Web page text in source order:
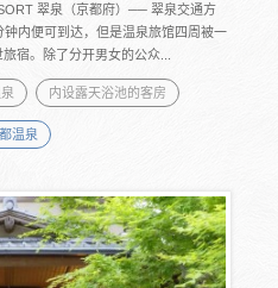
翠泉（京都府）── 翠泉交通方
内便可到达，但是温泉旅馆四周被一
宿。除了分开男女的公众...
内设露天浴池的客房
温泉